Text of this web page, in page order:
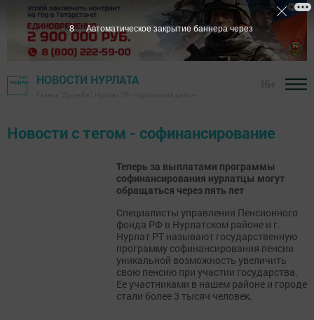
НОВОСТИ НУРЛАТА
Новости с тегом - софинансирование
Теперь за выплатами программы
софинансирования нурлатцы могут
обращаться через пять лет
Специалисты управления Пенсионного
фонда РФ в Нурлатском районе и г.
Нурлат РТ называют государственную
программу софинансирования пенсии
уникальной возможность увеличить
свою пенсию при участии государства.
Ее участниками в нашем районе и городе
стали более 3 тысяч человек.
7 Автоматическое закрытие баннера через